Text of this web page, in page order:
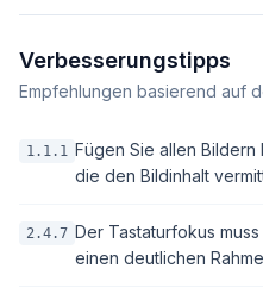
Verbesserungstipps
Empfehlungen basierend auf
1.1.1 Fügen Sie allen
die den Bildinhalt
2.4.7 Der Tastaturfokus
einen deutlichen